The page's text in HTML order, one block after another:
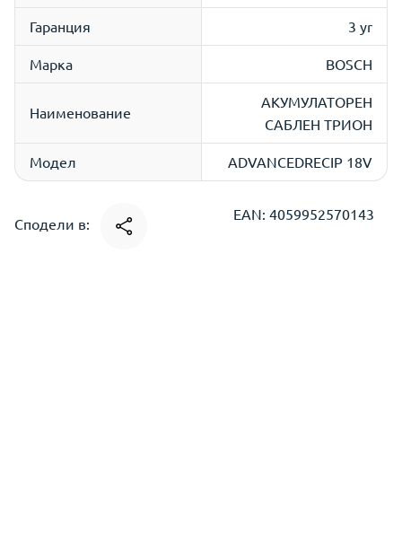
Гаранция 3 yr
Марка BOSCH
Наименование
АКУМУЛАТОРЕН
САБЛЕН ТРИОН
Модел ADVANCEDRECIP 18V
Сподели в:
EAN: 4059952570143